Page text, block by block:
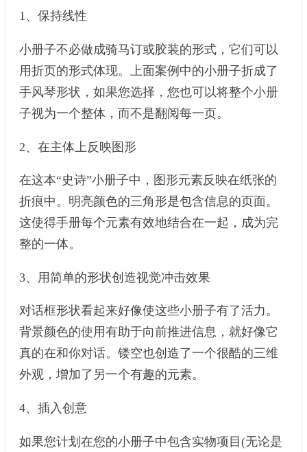
1、保持线性
小册子不必做成骑马订或胶装的形式，它们可以
用折页的形式体现。上面案例中的小册子折成了
手风琴形状，如果您选择，您也可以将整个小册
子视为一个整体，而不是翻阅每一页。
2、在主体上反映图形
在这本“史诗”小册子中，图形元素反映在纸张的
折痕中。明亮颜色的三角形是包含信息的页面。
这使得手册每个元素有效地结合在一起，成为完
整的一体。
3、用简单的形状创造视觉冲击效果
对话框形状看起来好像使这些小册子有了活力。
背景颜色的使用有助于向前推进信息，就好像它
真的在和你对话。镂空也创造了一个很酷的三维
外观，增加了另一个有趣的元素。
4、插入创意
如果您计划在您的小册子中包含实物项目(无论是